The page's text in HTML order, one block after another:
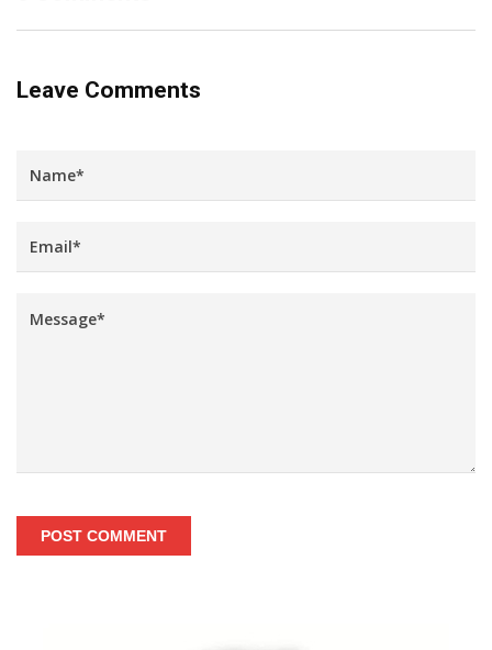
Leave Comments
POST COMMENT